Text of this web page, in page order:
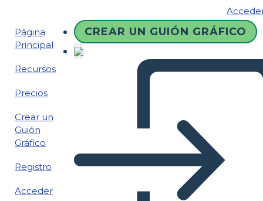
Página
Principal
Recursos
Precios
Crear un
Guión
Gráfico
Registro
Acceder
CREAR UN GUIÓN GRÁFICO